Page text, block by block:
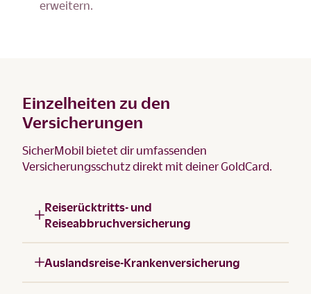
erweitern.
Einzelheiten zu den
Versicherungen
SicherMobil bietet dir umfassenden
Versicherungsschutz direkt mit deiner GoldCard.
Reiserücktritts- und
Reiseabbruchversicherung
Auslandsreise-Krankenversicherung